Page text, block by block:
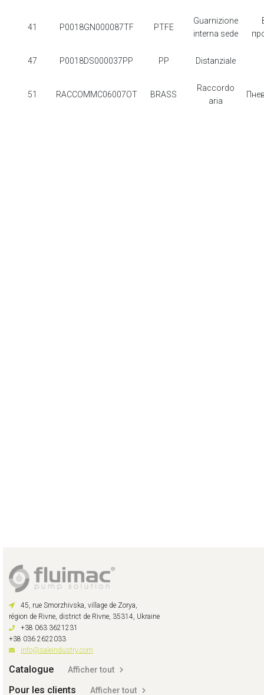
41 P0018GN000087TF PTFE
Guarnizione
interna sede
47 P0018DS000037PP PP Distanziale
51 RACCOMMC06007OT BRASS
Raccordo
aria
45, rue Smorzhivska, village de Zorya,
région de Rivne, district de Rivne, 35314, Ukraine
+38 063 3621231
+38 036 2622033
info@saleindustry.com
Catalogue Afficher tout
Pour les clients Afficher tout